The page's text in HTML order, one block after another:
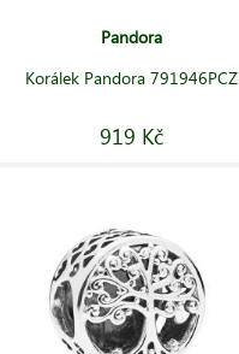
Pandora
Korálek Pandora 791946PCZ
919 Kč